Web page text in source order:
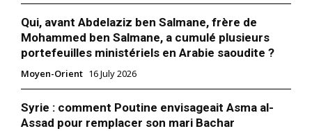
lors de Son arrivée à
Manama, n’a d’égal que la
solidité et la profondeur des
Maroc et le Bahreïn. La
parade de la cavalerie royale
bahreinie qui a été déployée
en l’honneur du Roi…
25 April 2016
Le Bahreïn premier pays
arabe à féliciter le nouveau
ministre israélien
14 June 2021
In "Abraham Accords"
Qui, avant Abdelaziz ben Salmane, frère de
Mohammed ben Salmane, a cumulé plusieurs
portefeuilles ministériels en Arabie saoudite ?
Moyen-Orient 16 July 2026
Syrie : comment Poutine envisageait Asma al-
Assad pour remplacer son mari Bachar